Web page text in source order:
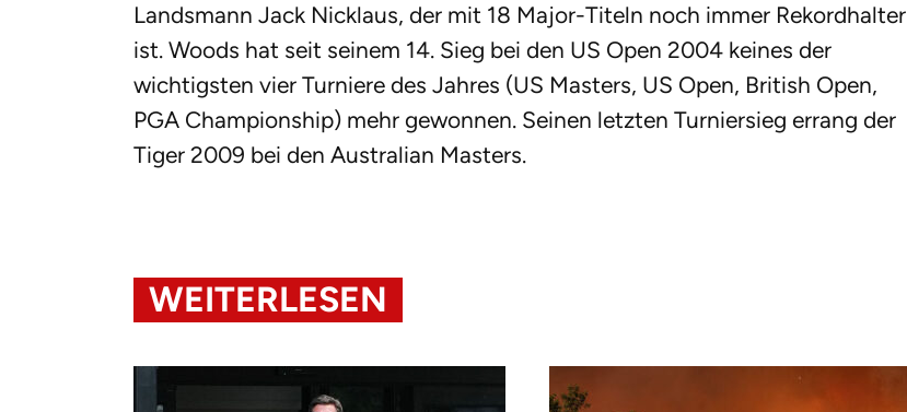
Landsmann Jack Nicklaus, der mit 18 Major-Titeln noch immer Rekordhalter
ist. Woods hat seit seinem 14. Sieg bei den US Open 2004 keines der
wichtigsten vier Turniere des Jahres (US Masters, US Open, British Open,
PGA Championship) mehr gewonnen. Seinen letzten Turniersieg errang der
Tiger 2009 bei den Australian Masters.
WEITERLESEN